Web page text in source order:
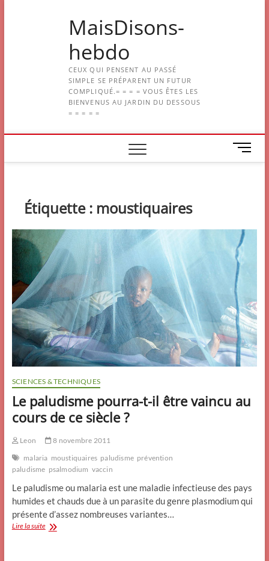
MaisDisons-
hebdo
CEUX QUI PENSENT AU PASSÉ
SIMPLE SE PRÉPARENT UN FUTUR
COMPLIQUÉ.= = = = VOUS ÊTES LES
BIENVENUS AU JARDIN DU DESSOUS
= = = = =
M
e
t
o
n
Étiquette : moustiquaires
SCIENCES & TECHNIQUES
Le paludisme pourra-t-il être vaincu au
cours de ce siècle ?
Leon
8 novembre 2011
malaria moustiquaires paludisme prévention
paludisme psalmodium vaccin
Le paludisme ou malaria est une maladie infectieuse des pays
humides et chauds due à un parasite du genre plasmodium qui
présente d’assez nombreuses variantes…
Lire la suiteLe